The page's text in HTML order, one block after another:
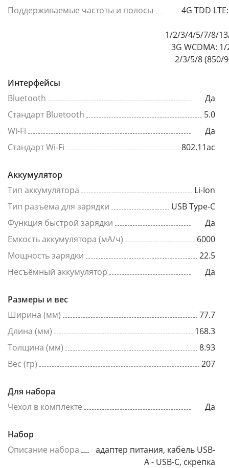
Поддерживаемые частоты и полосы
4G TDD
1/2/3/4/5/7/8/
3G WCDMA:
2/3/5/8 (850/
Интерфейсы
Bluetooth
Да
Стандарт Bluetooth
5.0
Wi-Fi
Да
Стандарт Wi-Fi
802.11ac
Аккумулятор
Тип аккумулятора
Li-Ion
Тип разъема для зарядки
USB Type-C
Функция быстрой зарядки
Да
Емкость аккумулятора (мА/ч)
6000
Мощность зарядки
22.5
Несъёмный аккумулятор
Да
Размеры и вес
Ширина (мм)
77.7
Длина (мм)
168.3
Толщина (мм)
8.93
Вес (гр)
207
Для набора
Чехол в комплекте
Да
Набор
Описание набора
адаптер питания, кабель USB-
A - USB-C, скрепка